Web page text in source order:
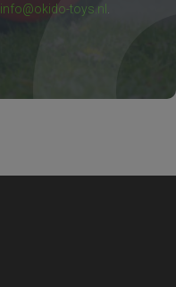
info@okido-toys.nl